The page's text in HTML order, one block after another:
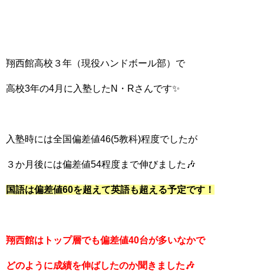
翔西館高校３年（現役ハンドボール部）で
高校3年の4月に入塾したN・Rさんです✨
入塾時には全国偏差値46(5教科)程度でしたが
３か月後には偏差値54程度まで伸びました🎶
国語は偏差値60を超えて英語も超える予定です！
翔西館はトップ層でも偏差値40台が多いなかで
どのように成績を伸ばしたのか聞きました🎶